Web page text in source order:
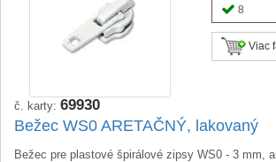
8
Viac
č. karty: 69930
Bežec WS0 ARETAČNÝ, lakovaný
Bežec pre plastové špirálové zipsy WS0 - 3 mm,